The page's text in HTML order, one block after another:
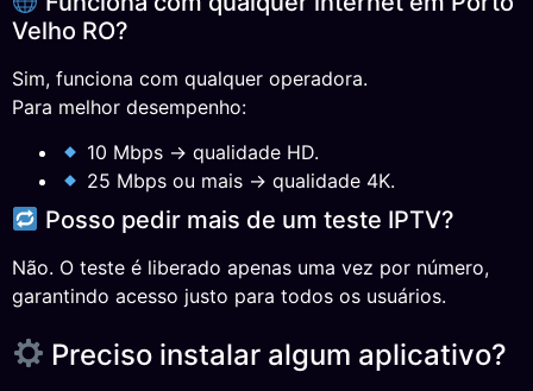
Velho RO?
Sim, funciona com qualquer operadora.
Para melhor desempenho:
10 Mbps → qualidade HD.
25 Mbps ou mais → qualidade 4K.
Posso pedir mais de um teste IPTV?
Não. O teste é liberado apenas uma vez por número,
garantindo acesso justo para todos os usuários.
Preciso instalar algum aplicativo?